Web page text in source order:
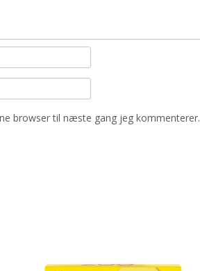
browser til næste gang jeg kommenterer.